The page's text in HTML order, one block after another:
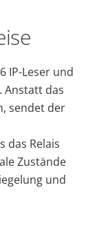
IP-Leser und
Anstatt das
sendet der
das Relais
Zustände
und